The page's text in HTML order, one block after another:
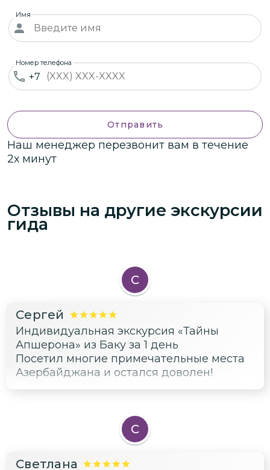
Имя
+7
Номер телефона
Отправить
Наш менеджер перезвонит вам в течение
2х минут
Отзывы на другие экскурсии
гида
С
Сергей
Индивидуальная экскурсия «Тайны
Апшерона» из Баку за 1 день
Посетил многие примечательные места
Азербайджана и остался доволен!
С
Светлана